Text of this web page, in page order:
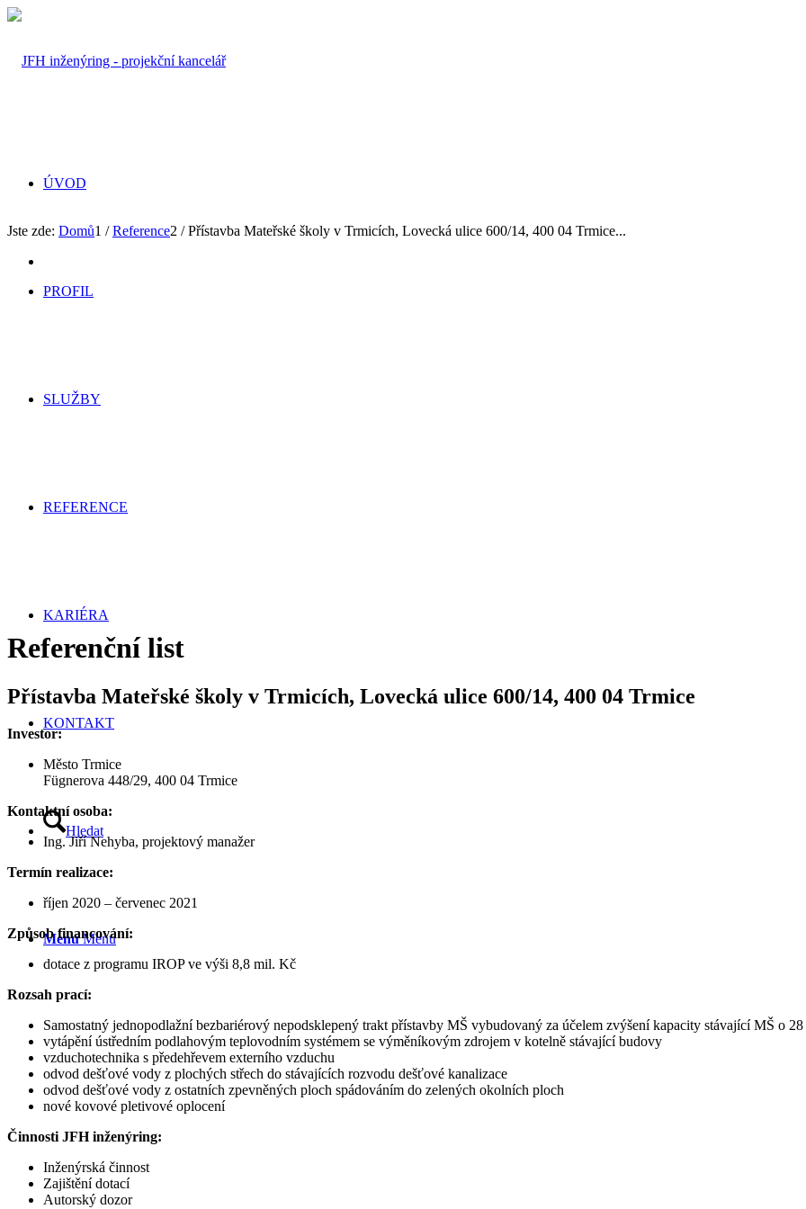
ÚVOD
PROFIL
SLUŽBY
REFERENCE
KARIÉRA
KONTAKT
Hledat
Menu Menu
Jste zde: Domů1 / Reference2 / Přístavba Mateřské školy v Trmicích, Lovecká ulice 600/14, 400 04 Trmice...
Referenční list
Přístavba Mateřské školy v Trmicích, Lovecká ulice 600/14, 400 04 Trmice
Investor:
Město Trmice
Fügnerova 448/29, 400 04 Trmice
Kontaktní osoba:
Ing. Jiří Nehyba, projektový manažer
Termín realizace:
říjen 2020 – červenec 2021
Způsob financování:
dotace z programu IROP ve výši 8,8 mil. Kč
Rozsah prací:
Samostatný jednopodlažní bezbariérový nepodsklepený trakt přístavby MŠ vybudovaný za účelem zvýšení kapacity stávající MŠ o
vytápění ústředním podlahovým teplovodním systémem se výměníkovým zdrojem v kotelně stávající budovy
vzduchotechnika s předehřevem externího vzduchu
odvod dešťové vody z plochých střech do stávajících rozvodu dešťové kanalizace
odvod dešťové vody z ostatních zpevněných ploch spádováním do zelených okolních ploch
nové kovové pletivové oplocení
Činnosti JFH inženýring:
Inženýrská činnost
Zajištění dotací
Autorský dozor